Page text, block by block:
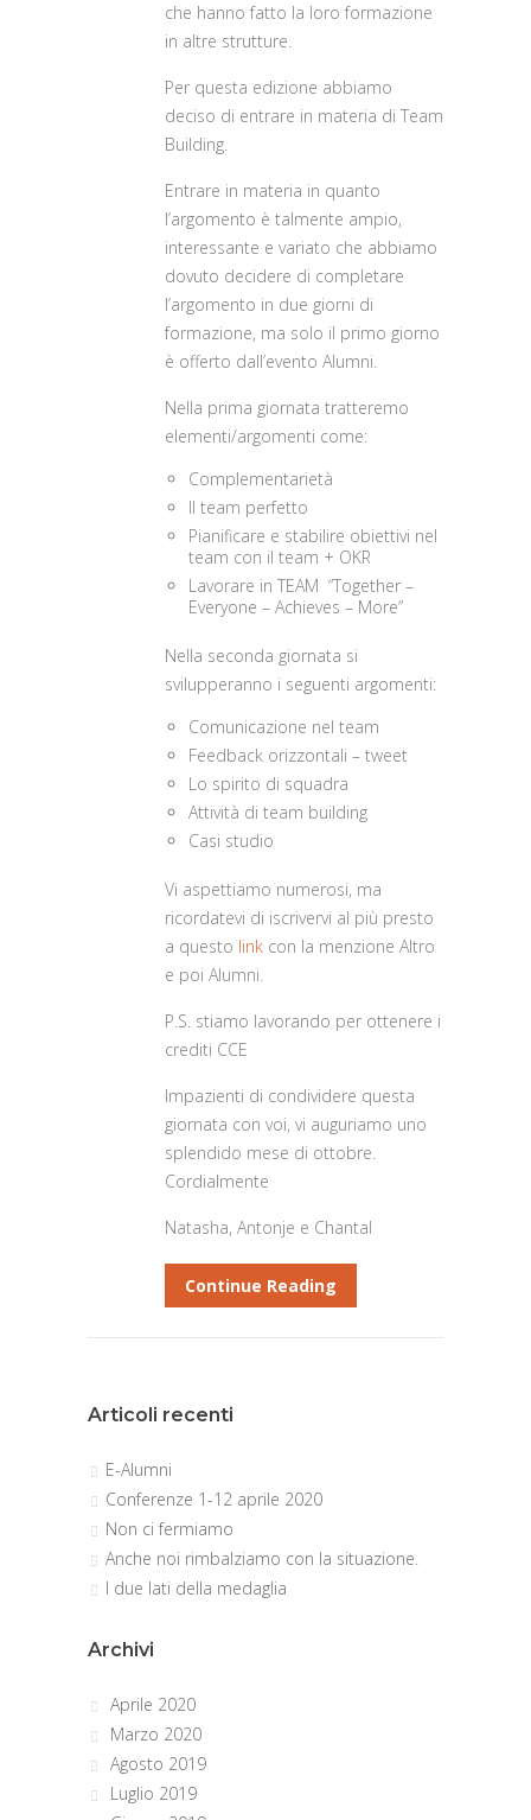
che hanno fatto la loro formazione
in altre strutture.
Per questa edizione abbiamo
deciso di entrare in materia di Team
Building.
Entrare in materia in quanto
l’argomento è talmente ampio,
interessante e variato che abbiamo
dovuto decidere di completare
l’argomento in due giorni di
formazione, ma solo il primo giorno
è offerto dall’evento Alumni.
Nella prima giornata tratteremo
elementi/argomenti come:
Complementarietà
Il team perfetto
Pianificare e stabilire obiettivi nel
team con il team + OKR
Lavorare in TEAM “Together –
Everyone – Achieves – More”
Nella seconda giornata si
svilupperanno i seguenti argomenti:
Comunicazione nel team
Feedback orizzontali – tweet
Lo spirito di squadra
Attività di team building
Casi studio
Vi aspettiamo numerosi, ma
ricordatevi di iscrivervi al più presto
a questo link con la menzione Altro
e poi Alumni.
P.S. stiamo lavorando per ottenere i
crediti CCE
Impazienti di condividere questa
giornata con voi, vi auguriamo uno
splendido mese di ottobre.
Cordialmente
Natasha, Antonje e Chantal
Continue Reading
Articoli recenti
E-Alumni
Conferenze 1-12 aprile 2020
Non ci fermiamo
Anche noi rimbalziamo con la situazione.
I due lati della medaglia
Archivi
Aprile 2020
Marzo 2020
Agosto 2019
Luglio 2019